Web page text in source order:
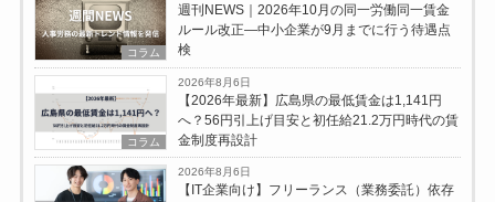
コラム
週刊NEWS｜2026年10月の同一労働同一賃金
ルール改正―中小企業が9月までに行う待遇点
検
コラム
2026年8月6日
【2026年最新】広島県の最低賃金は1,141円
へ？56円引上げ目安と初任給21.2万円時代の賃
金制度再設計
2026年8月6日
【IT企業向け】フリーランス（業務委託）依存